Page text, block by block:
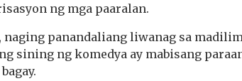
ng mga paaralan.
naging panandaliang liwanag sa
sining ng komedya ay mabisang